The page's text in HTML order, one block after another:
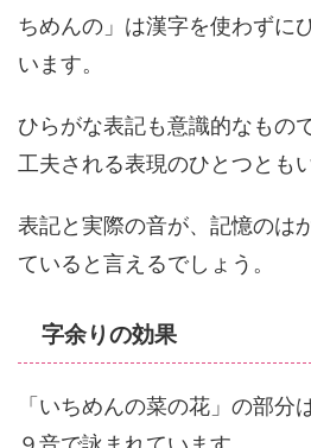
ちめんの」は漢字を使わずに
います。
ひらがな表記も意識的なもの
工夫される表現のひとつとも
表記と実際の音が、記憶のは
ていると言えるでしょう。
字余りの効果
「いちめんの菜の花」の部分